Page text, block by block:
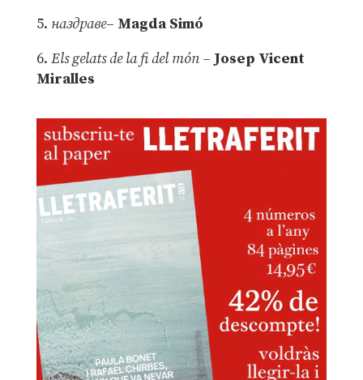
5. наздраве– Magda Simó
6. Els gelats de la fi del món – Josep Vicent
Miralles